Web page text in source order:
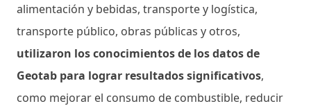
alimentación y bebidas, transporte y logística,
transporte público, obras públicas y otros,
utilizaron los conocimientos de los datos de
Geotab para lograr resultados significativos,
como mejorar el consumo de combustible, reducir